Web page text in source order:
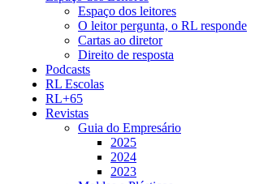
Espaço dos leitores
O leitor pergunta, o RL responde
Cartas ao diretor
Direito de resposta
Podcasts
RL Escolas
RL+65
Revistas
Guia do Empresário
2025
2024
2023